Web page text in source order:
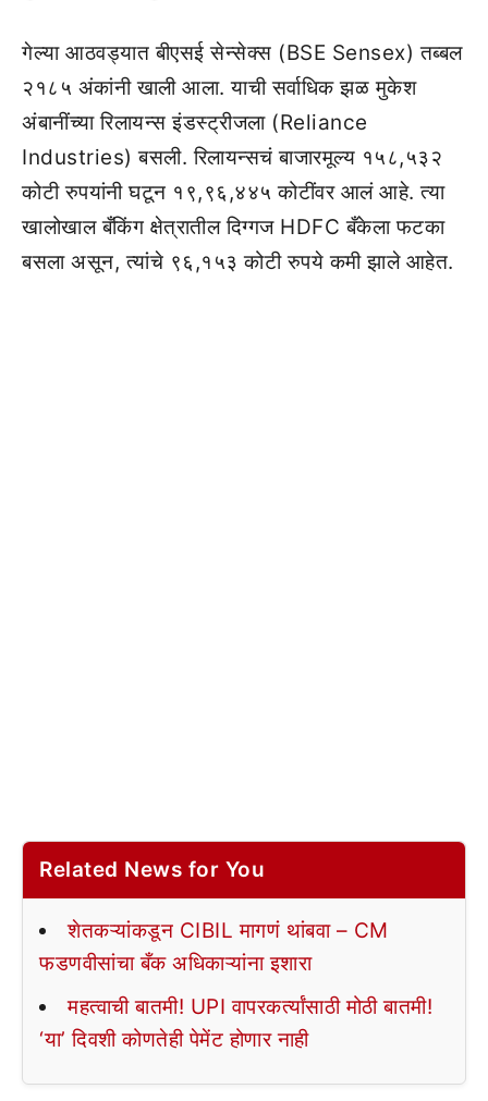
गेल्या आठवड्यात बीएसई सेन्सेक्स (BSE Sensex) तब्बल
२१८५ अंकांनी खाली आला. याची सर्वाधिक झळ मुकेश
अंबानींच्या रिलायन्स इंडस्ट्रीजला (Reliance
Industries) बसली. रिलायन्सचं बाजारमूल्य १५८,५३२
कोटी रुपयांनी घटून १९,९६,४४५ कोटींवर आलं आहे. त्या
खालोखाल बँकिंग क्षेत्रातील दिग्गज HDFC बँकेला फटका
बसला असून, त्यांचे ९६,१५३ कोटी रुपये कमी झाले आहेत.
Related News for You
शेतकऱ्यांकडून CIBIL मागणं थांबवा – CM
फडणवीसांचा बँक अधिकाऱ्यांना इशारा
महत्वाची बातमी! UPI वापरकर्त्यांसाठी मोठी बातमी!
‘या’ दिवशी कोणतेही पेमेंट होणार नाही